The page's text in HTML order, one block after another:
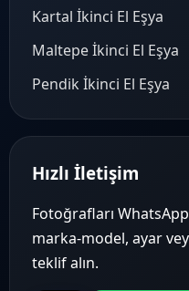
Kartal İkinci El Eşya
Maltepe İkinci El Eşya
Pendik İkinci El Eşya
Hızlı İletişim
Fotoğrafları
marka-model, ayar
teklif alın.